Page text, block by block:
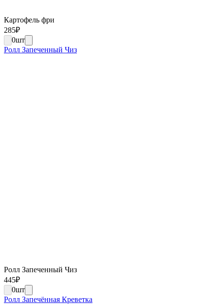
Картофель фри
285₽
0шт
Ролл Запеченный Чиз
Ролл Запеченный Чиз
445₽
0шт
Ролл Запечённая Креветка